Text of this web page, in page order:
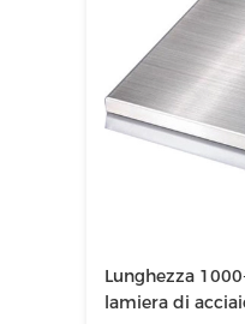
Lunghezza
lamiera di